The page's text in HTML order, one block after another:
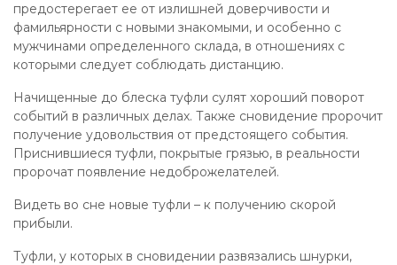
предостерегает ее от излишней доверчивости и
фамильярности с новыми знакомыми, и особенно с
мужчинами определенного склада, в отношениях с
которыми следует соблюдать дистанцию.
Начищенные до блеска туфли сулят хороший поворот
событий в различных делах. Также сновидение пророчит
получение удовольствия от предстоящего события.
Приснившиеся туфли, покрытые грязью, в реальности
пророчат появление недоброжелателей.
Видеть во сне новые туфли – к получению скорой
прибыли.
Туфли, у которых в сновидении развязались шнурки,